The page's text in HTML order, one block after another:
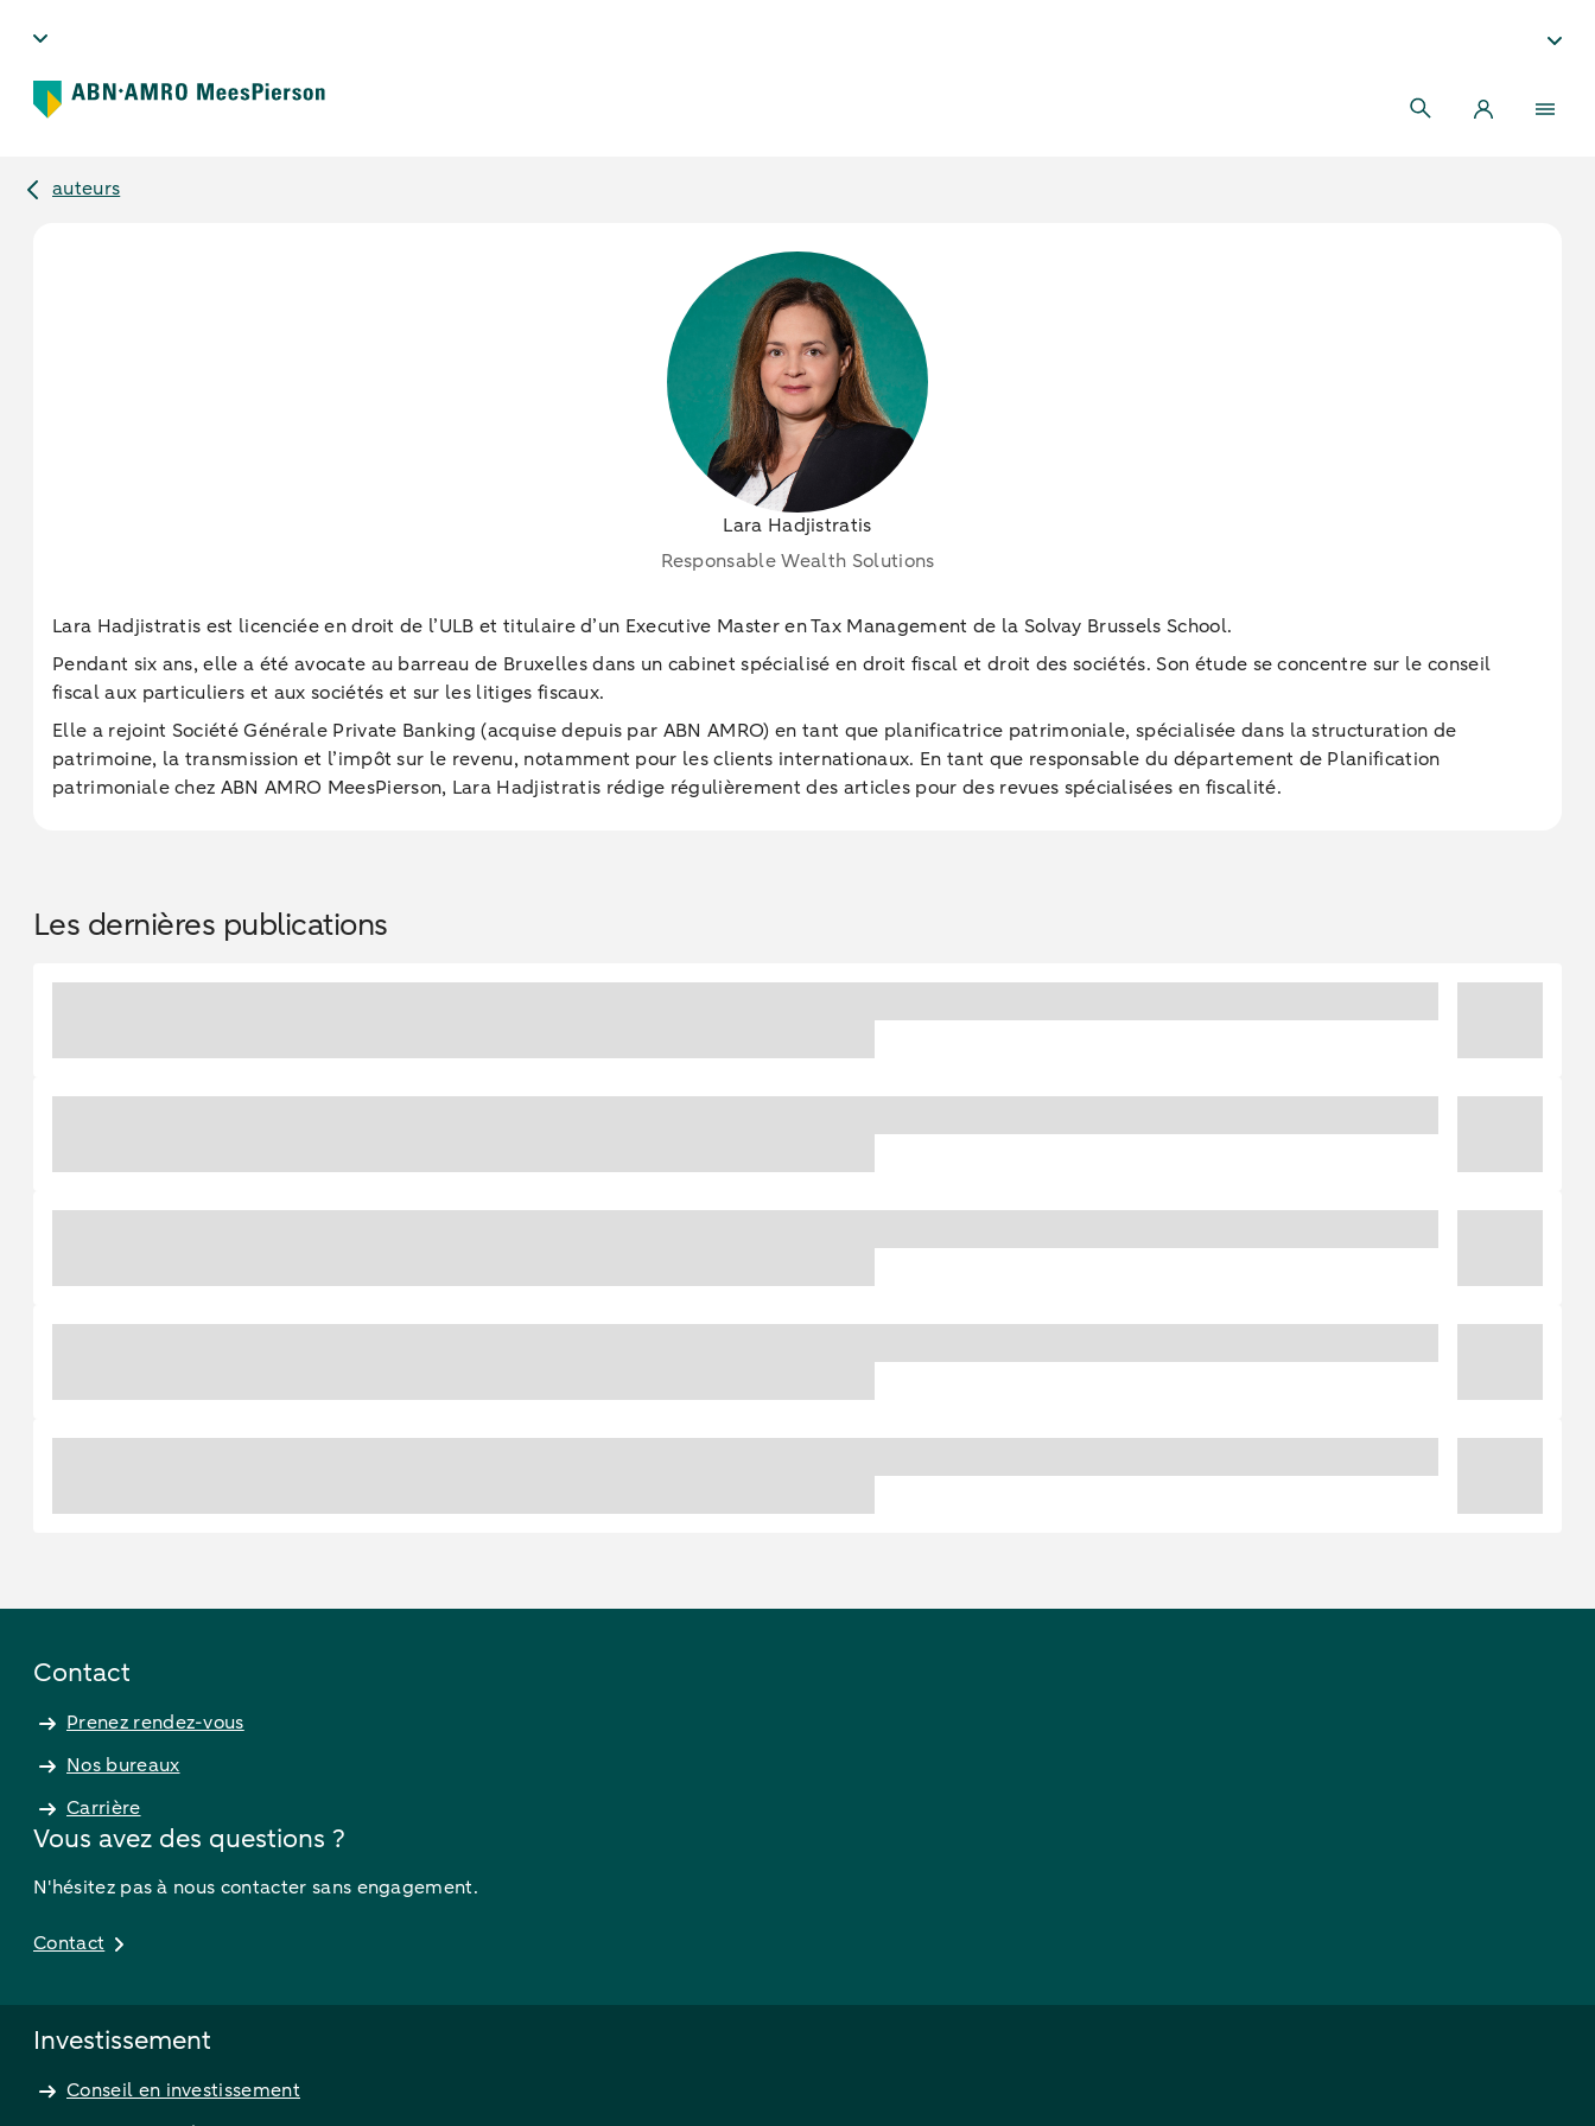
auteurs
Lara Hadjistratis
Responsable Wealth Solutions
Lara Hadjistratis est licenciée en droit de l’ULB et titulaire d’un Executive Master en Tax Management de la Solvay Brussels School.
Pendant six ans, elle a été avocate au barreau de Bruxelles dans un cabinet spécialisé en droit fiscal et droit des sociétés. Son étude se concentre sur le conseil
fiscal aux particuliers et aux sociétés et sur les litiges fiscaux.
Elle a rejoint Société Générale Private Banking (acquise depuis par ABN AMRO) en tant que planificatrice patrimoniale, spécialisée dans la structuration de
patrimoine, la transmission et l’impôt sur le revenu, notamment pour les clients internationaux. En tant que responsable du département de Planification
patrimoniale chez ABN AMRO MeesPierson, Lara Hadjistratis rédige régulièrement des articles pour des revues spécialisées en fiscalité.
Les dernières publications
Contact
Prenez rendez-vous
Nos bureaux
Carrière
Vous avez des questions ?
N'hésitez pas à nous contacter sans engagement.
Contact
Investissement
Conseil en investissement